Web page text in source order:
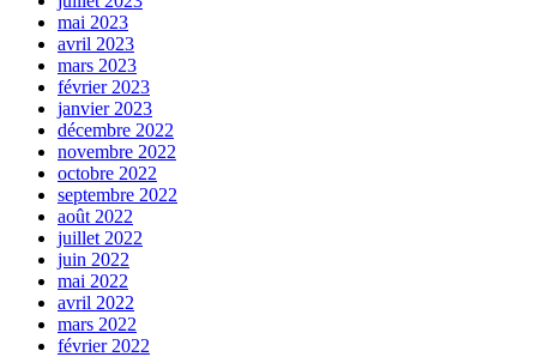
mai 2023
avril 2023
mars 2023
février 2023
janvier 2023
décembre 2022
novembre 2022
octobre 2022
septembre 2022
août 2022
juillet 2022
juin 2022
mai 2022
avril 2022
mars 2022
février 2022